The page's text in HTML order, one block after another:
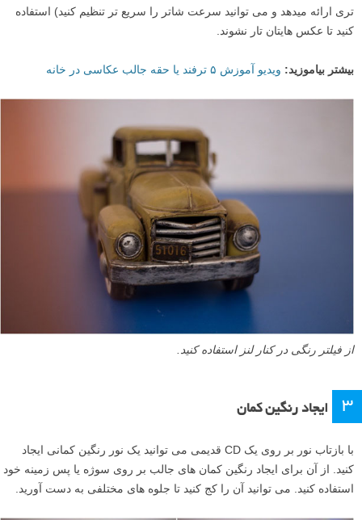
تری ارائه میدهد و می توانید سرعت شاتر را سریع تر تنظیم کنید) استفاده
کنید تا عکس هایتان تار نشوند.
بیشتر بیاموزید: ویدیو آموزش ۵ ترفند یا حقه جالب عکاسی در خانه
از فیلتر رنگی در کنار لنز استفاده کنید.
۳ ایجاد رنگین کمان
با بازتاب نور بر روی یک CD قدیمی می توانید یک نور رنگین کمانی ایجاد
کنید. از آن برای ایجاد رنگین کمان های جالب بر روی سوژه یا پس زمینه خود
استفاده کنید. می توانید آن را کج کنید تا جلوه های مختلفی به دست آورید.